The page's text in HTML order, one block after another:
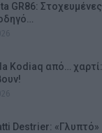
GR86:
Kodiaq από…
Destrier: